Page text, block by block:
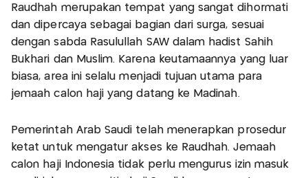
Raudhah merupakan tempat yang sangat dihormati
dan dipercaya sebagai bagian dari surga, sesuai
dengan sabda Rasulullah SAW dalam hadist Sahih
Bukhari dan Muslim. Karena keutamaannya yang luar
biasa, area ini selalu menjadi tujuan utama para
jemaah calon haji yang datang ke Madinah.
Pemerintah Arab Saudi telah menerapkan prosedur
ketat untuk mengatur akses ke Raudhah. Jemaah
calon haji Indonesia tidak perlu mengurus izin masuk